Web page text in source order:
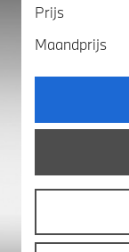
Prijs
Maandprijs